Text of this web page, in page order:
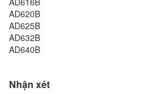
AD620B
AD625B
AD632B
AD640B
Nhận xét